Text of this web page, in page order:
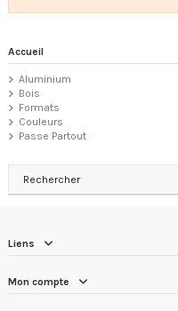
Accueil
Aluminium
Bois
Formats
Couleurs
Passe Partout
Rechercher
Liens
Mon compte